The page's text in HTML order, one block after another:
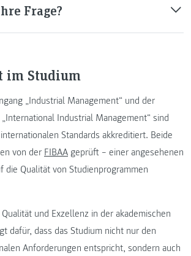
Frage?
im Studium
„Industrial Management“ und der
Industrial Management“ sind
Standards akkreditiert. Beide
von der FIBAA geprüft – einer angesehenen
die Qualität von Studienprogrammen
und Exzellenz in der akademischen
dafür, dass das Studium nicht nur den
Anforderungen entspricht, sondern auch